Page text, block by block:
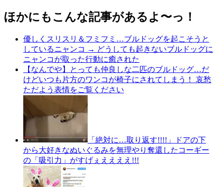
ほかにもこんな記事があるよ〜っ！
優しくスリスリ＆フミフミ…ブルドッグを起こそうと
しているニャンコ → どうしても起きないブルドッグに
ニャンコが取った行動に癒された
【なんでや】とっても仲良しな二匹のブルドッグ…だ
けどいつも片方のワンコが椅子にされてしまう！ 哀愁
ただよう表情をご覧ください
「絶対に…取り返す!!!!」ドアの下
から大好きなぬいぐるみを無理やり奪還したコーギー
の「吸引力」がすげぇええええ!!!